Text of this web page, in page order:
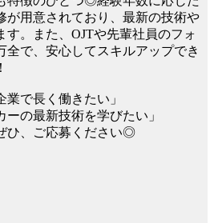
が用意されており、最新の技術や
す。また、OJTや先輩社員のフォ
全で、安心してスキルアップでき
業で長く働きたい」
ーの最新技術を学びたい」
ひ、ご応募ください◎